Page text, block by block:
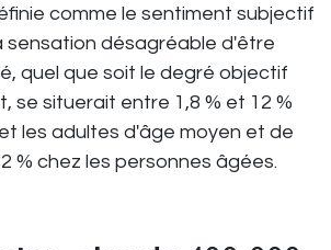
comme le sentiment subjectif
sensation désagréable d'être
quel que soit le degré objectif
se situerait entre 1,8 % et 12 %
les adultes d'âge moyen et de
% chez les personnes âgées.